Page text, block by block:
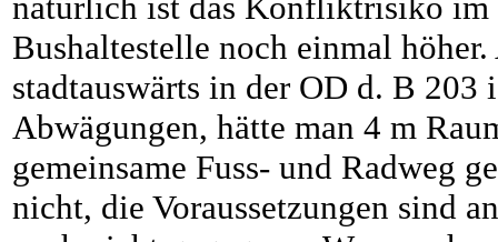
Bushaltestelle noch einmal
stadtauswärts in der OD d. B 203
Abwägungen, hätte man 4 m
gemeinsame Fuss- und Radweg
nicht, die Voraussetzungen sind